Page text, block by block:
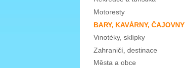
Motoresty
BARY, KAVÁRNY, ČAJOVNY
Vinotéky, sklípky
Zahraničí, destinace
Města a obce